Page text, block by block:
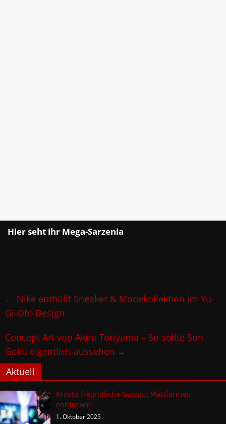
Hier seht ihr Mega-Sarzenia
← Nike enthüllt Sneaker & Modekollektion im Yu-
Gi-Oh!-Design
Concept Art von Akira Toriyama – So sollte Son
Goku eigentlich aussehen →
Aktuell
Krypto-freundliche Gaming-Plattformen
entdecken
1. Oktober 2025